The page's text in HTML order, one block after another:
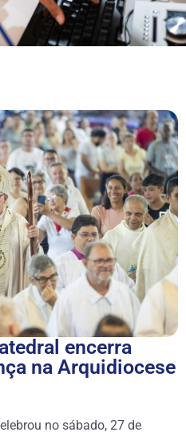
encerra
na Arquidiocese
no sábado, 27 de